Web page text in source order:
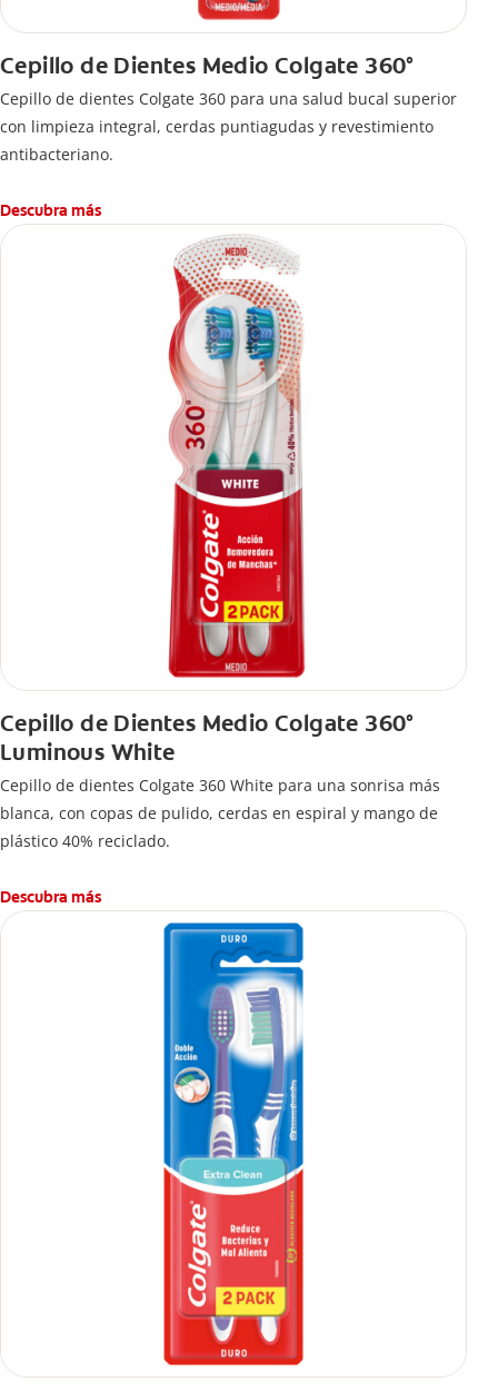
Cepillo de Dientes Medio Colgate 360°
Cepillo de dientes Colgate 360 ​​para una salud bucal superior
con limpieza integral, cerdas puntiagudas y revestimiento
antibacteriano.
Descubra más
Cepillo de Dientes Medio Colgate 360°
Luminous White
Cepillo de dientes Colgate 360 White para una sonrisa más
blanca, con copas de pulido, cerdas en espiral y mango de
plástico 40% reciclado.
Descubra más